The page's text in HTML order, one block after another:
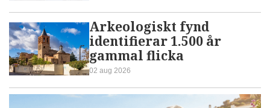
Arkeologiskt fynd
identifierar 1.500 år
gammal flicka
02 aug 2026